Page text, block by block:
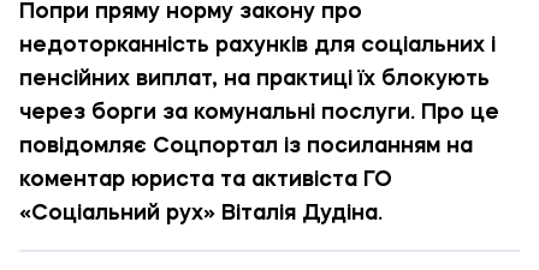
Попри пряму норму закону про
недоторканність рахунків для соціальних і
пенсійних виплат, на практиці їх блокують
через борги за комунальні послуги. Про це
повідомляє Соцпортал із посиланням на
коментар юриста та активіста ГО
«Соціальний рух» Віталія Дудіна.